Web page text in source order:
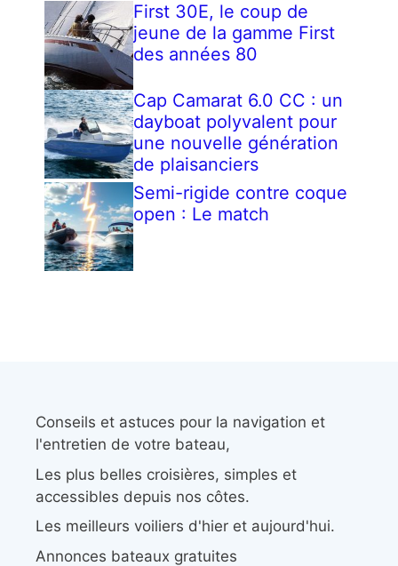
First 30E, le coup de
jeune de la gamme First
des années 80
Cap Camarat 6.0 CC : un
dayboat polyvalent pour
une nouvelle génération
de plaisanciers
Semi-rigide contre coque
open : Le match
Conseils et astuces pour la navigation et
l'entretien de votre bateau,
Les plus belles croisières, simples et
accessibles depuis nos côtes.
Les meilleurs voiliers d'hier et aujourd'hui.
Annonces bateaux gratuites